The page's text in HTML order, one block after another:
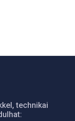
technikai